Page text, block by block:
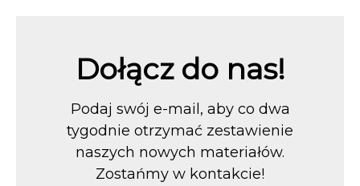
Dołącz do nas!
Podaj swój e-mail, aby co dwa
tygodnie otrzymać zestawienie
naszych nowych materiałów.
Zostańmy w kontakcie!